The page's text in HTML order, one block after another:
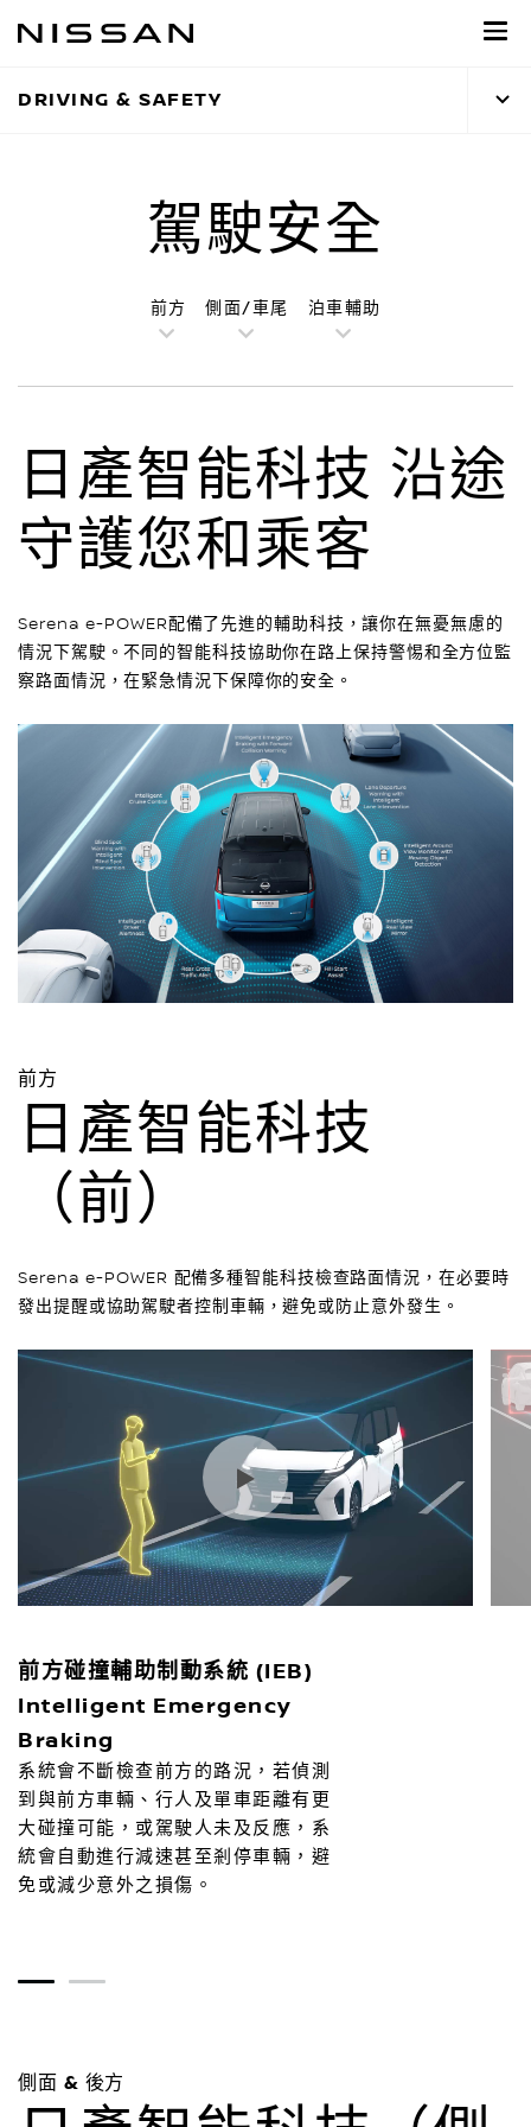
主
目DRIVING & SAFETY
駕駛安全
前方 側面/車尾 泊車輔助
日產智能科技 沿途
守護您和乘客
Serena e-POWER配備了先進的輔助科技，讓你在無憂無慮的
情況下駕駛。不同的智能科技協助你在路上保持警惕和全方位監
察路面情況，在緊急情況下保障你的安全。
日產智能科技
（前）
前方
Serena e-POWER 配備多種智能科技檢查路面情況，在必要時
發出提醒或協助駕駛者控制車輛，避免或防止意外發生。
前方碰撞輔助制動系統 (IEB)
Intelligent Emergency
Braking
系統會不斷檢查前方的路況，若偵測
到與前方車輛、行人及單車距離有更
大碰撞可能，或駕駛人未及反應，系
統會自動進行減速甚至剎停車輛，避
免或減少意外之損傷。
1 2
側面 & 後方